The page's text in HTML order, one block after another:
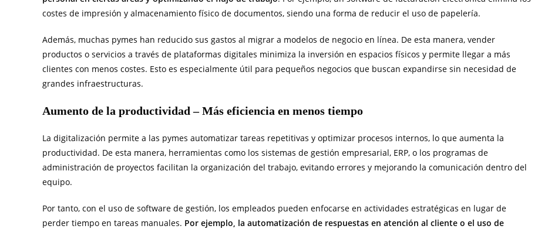
costes de impresión y almacenamiento físico de documentos, siendo una forma de reducir el uso de papelería.
Además, muchas pymes han reducido sus gastos al migrar a modelos de negocio en línea. De esta manera, vender
productos o servicios a través de plataformas digitales minimiza la inversión en espacios físicos y permite llegar a más
clientes con menos costes. Esto es especialmente útil para pequeños negocios que buscan expandirse sin necesidad de
grandes infraestructuras.
Aumento de la productividad – Más eficiencia en menos tiempo
La digitalización permite a las pymes automatizar tareas repetitivas y optimizar procesos internos, lo que aumenta la
productividad. De esta manera, herramientas como los sistemas de gestión empresarial, ERP, o los programas de
administración de proyectos facilitan la organización del trabajo, evitando errores y mejorando la comunicación dentro del
equipo.
Por tanto, con el uso de software de gestión, los empleados pueden enfocarse en actividades estratégicas en lugar de
perder tiempo en tareas manuales. Por ejemplo, la automatización de respuestas en atención al cliente o el uso de